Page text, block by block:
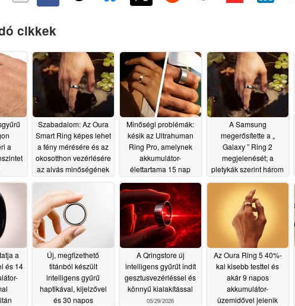
cikkek
a
Szabadalom: Az Oura
Smart Ring képes lehet
a fény mérésére és az
okosotthon vezérlésére
az alvás minőségének
07/17/2026
Minőségi problémák:
késik az Ultrahuman
Ring Pro, amelynek
akkumulátor-
élettartama 15 nap
07/03/2026
A Samsung
megerősítette a „
Galaxy ” Ring 2
megjelenését; a
pletykák szerint három
megjelenhet06/30/2026
a
és 14
Új, megfizethető
titánból készült
intelligens gyűrű
haptikával, kijelzővel
és 30 napos
A Qringstore új
intelligens gyűrűt indít
gesztusvezérléssel és
könnyű kialakítással
05/29/2026
Az Oura Ring 5 40%-
kal kisebb testtel és
akár 9 napos
akkumulátor-
üzemidővel jelenik